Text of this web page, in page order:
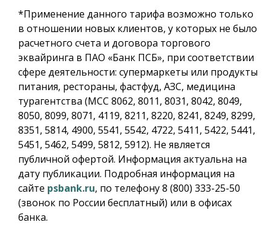
*Применение данного тарифа возможно только
в отношении новых клиентов, у которых не было
расчетного счета и договора торгового
эквайринга в ПАО «Банк ПСБ», при соответствии
сфере деятельности: супермаркеты или продукты
питания, рестораны, фастфуд, АЗС, медицина
турагентства (МСС 8062, 8011, 8031, 8042, 8049,
8050, 8099, 8071, 4119, 8211, 8220, 8241, 8249, 8299,
8351, 5814, 4900, 5541, 5542, 4722, 5411, 5422, 5441,
5451, 5462, 5499, 5812, 5912). Не является
публичной офертой. Информация актуальна на
дату публикации. Подробная информация на
сайте psbank.ru, по телефону 8 (800) 333-25-50
(звонок по России бесплатный) или в офисах
банка.